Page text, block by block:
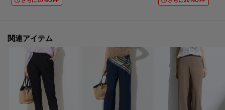
また、加工可能な股下の長さについては下記ご確認をお願いいたします。裾
※ジーンズ仕上げの場合、製品寸法より－3cmから加工可
※シングル（レディス）仕上げの場合、製品寸法より－5cmから加工可
※シングル（メンズ）仕上げの場合、製品寸法より－9cmから加工可
※ダブル仕上げの場合、製品寸法より－11cmから加工可
加工方法は商品よって異なりますので入力画面でご確認ください。
関連アイテム